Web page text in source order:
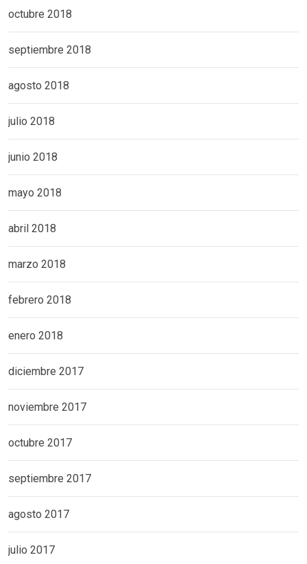
octubre 2018
septiembre 2018
agosto 2018
julio 2018
junio 2018
mayo 2018
abril 2018
marzo 2018
febrero 2018
enero 2018
diciembre 2017
noviembre 2017
octubre 2017
septiembre 2017
agosto 2017
julio 2017